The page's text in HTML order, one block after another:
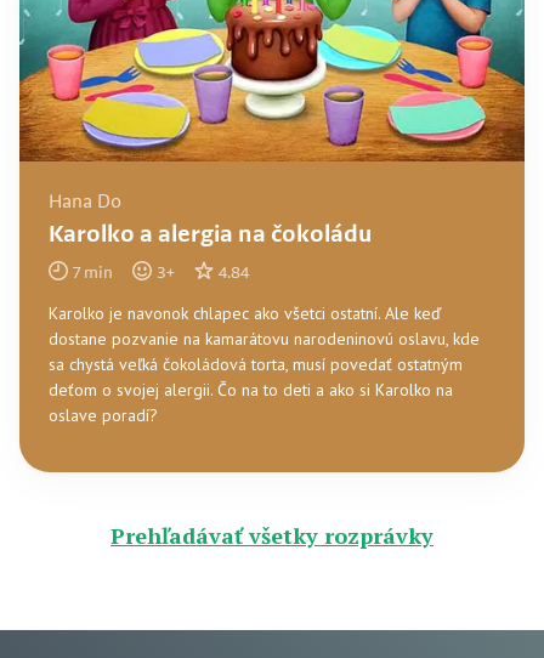
Hana Do
Karolko a alergia na čokoládu
7min 3+ 4.84
Karolko je navonok chlapec ako všetci ostatní. Ale keď
dostane pozvanie na kamarátovu narodeninovú oslavu, kde
sa chystá veľká čokoládová torta, musí povedať ostatným
deťom o svojej alergii. Čo na to deti a ako si Karolko na
oslave poradí?
Prehľadávať všetky rozprávky